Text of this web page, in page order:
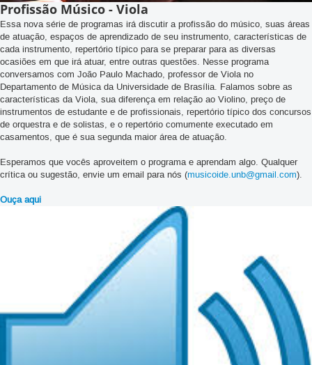
Profissão Músico - Viola
Essa nova série de programas irá discutir a profissão do músico, suas áreas
de atuação, espaços de aprendizado de seu instrumento, características de
cada instrumento, repertório típico para se preparar para as diversas
ocasiões em que irá atuar, entre outras questões. Nesse programa
conversamos com João Paulo Machado, professor de Viola no
Departamento de Música da Universidade de Brasília. Falamos sobre as
características da Viola, sua diferença em relação ao Violino, preço de
instrumentos de estudante e de profissionais, repertório típico dos concursos
de orquestra e de solistas, e o repertório comumente executado em
casamentos, que é sua segunda maior área de atuação.
Esperamos que vocês aproveitem o programa e aprendam algo. Qualquer
crítica ou sugestão, envie um email para nós (musicoide.unb@gmail.com).
Ouça aqui